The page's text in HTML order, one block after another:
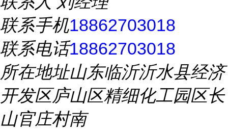
联系手机18862703018
联系电话18862703018
所在地址山东临沂沂水县经济
开发区庐山区精细化工园区长
山官庄村南